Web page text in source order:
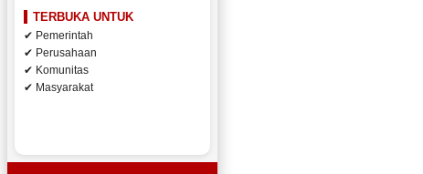
TERBUKA UNTUK
✔ Pemerintah
✔ Perusahaan
✔ Komunitas
✔ Masyarakat